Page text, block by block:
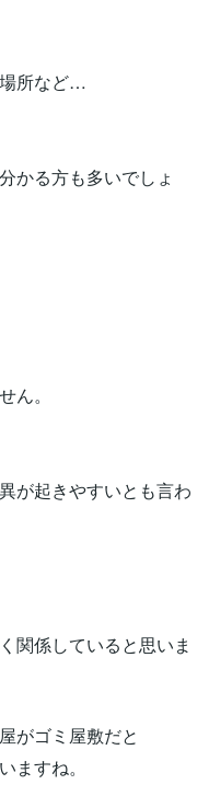
所など…
かる方も多いでしょ
ん。
が起きやすいとも言わ
関係していると思いま
がゴミ屋敷だと
ますね。